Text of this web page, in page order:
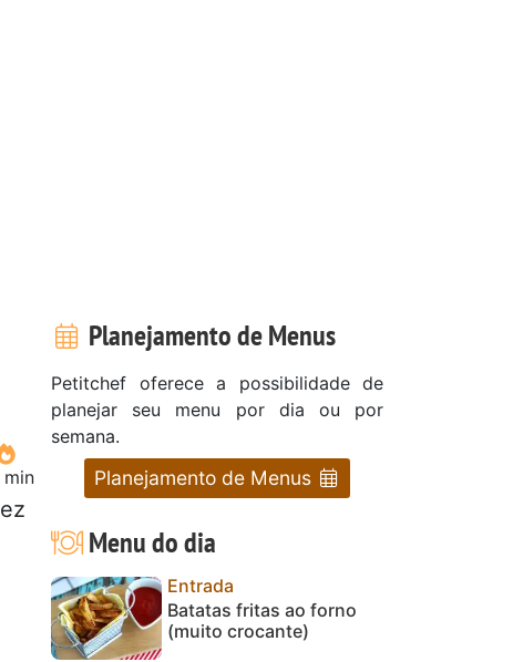
min
Planejamento de Menus
Petitchef oferece a possibilidade de
planejar seu menu por dia ou por
semana.
Planejamento de Menus
Menu do dia
Entrada
Batatas fritas ao forno
(muito crocante)